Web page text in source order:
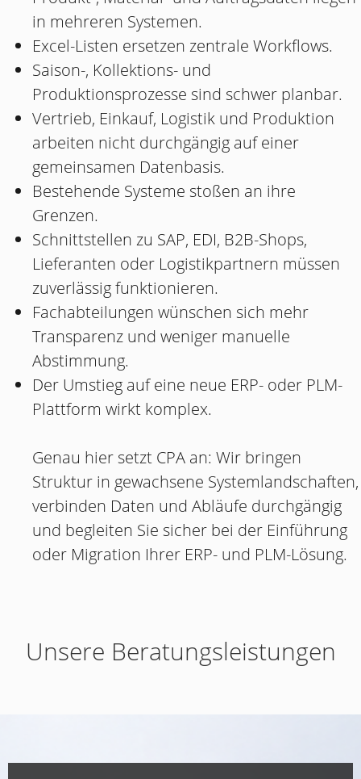
in mehreren Systemen.
Excel-Listen ersetzen zentrale Workflows.
Saison-, Kollektions- und
Produktionsprozesse sind schwer planbar.
Vertrieb, Einkauf, Logistik und Produktion
arbeiten nicht durchgängig auf einer
gemeinsamen Datenbasis.
Bestehende Systeme stoßen an ihre
Grenzen.
Schnittstellen zu SAP, EDI, B2B-Shops,
Lieferanten oder Logistikpartnern müssen
zuverlässig funktionieren.
Fachabteilungen wünschen sich mehr
Transparenz und weniger manuelle
Abstimmung.
Der Umstieg auf eine neue ERP- oder PLM-
Plattform wirkt komplex.
Genau hier setzt CPA an: Wir bringen
Struktur in gewachsene Systemlandschaften,
verbinden Daten und Abläufe durchgängig
und begleiten Sie sicher bei der Einführung
oder Migration Ihrer ERP- und PLM-Lösung.
Unsere Beratungsleistungen